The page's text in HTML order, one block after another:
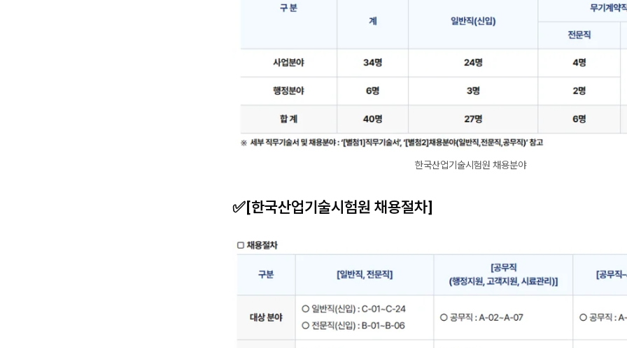
한국산업기술시험원 채용분야
✅[한국산업기술시험원 채용절차]